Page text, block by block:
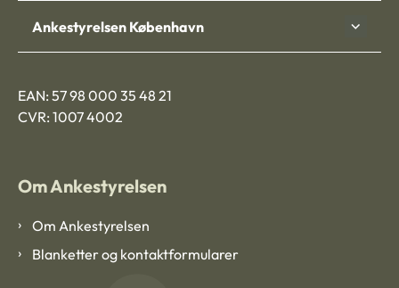
Ankestyrelsen København
EAN: 57 98 000 35 48 21
CVR: 1007 4002
Om Ankestyrelsen
Om Ankestyrelsen
Blanketter og kontaktformularer